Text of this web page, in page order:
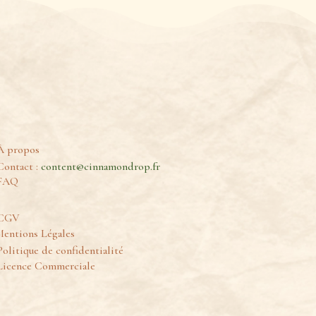
propos
: content@cinnamondrop.fr
Légales
de confidentialité
Commerciale